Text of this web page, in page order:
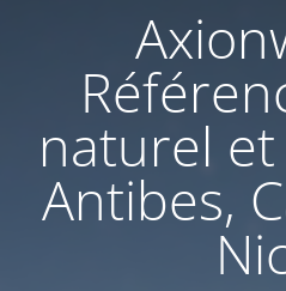
naturel et
Antibes,